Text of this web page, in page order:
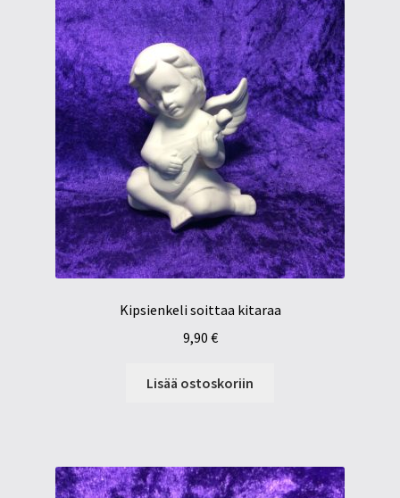
Kipsienkeli soittaa kitaraa
9,90 €
Lisää ostoskoriin